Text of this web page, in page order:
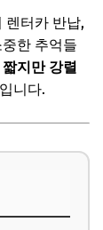
렌터카 반납,
한 추억들
짧지만 강렬
니다.